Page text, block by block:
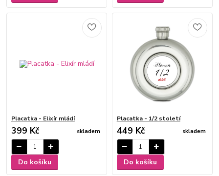
Placatka - Elixír mládí
399 Kč skladem
Do košíku
Placatka - 1/2 století
449 Kč skladem
Do košíku